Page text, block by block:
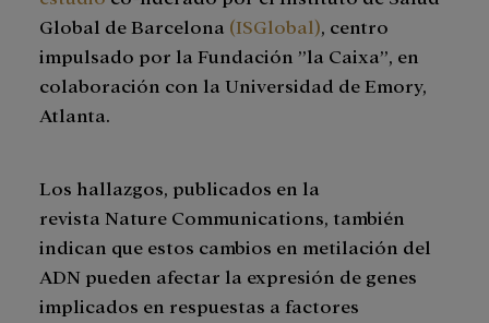
Global de Barcelona (ISGlobal), centro
impulsado por la Fundación ”la Caixa”, en
colaboración con la Universidad de Emory,
Atlanta.
Los hallazgos, publicados en la
revista Nature Communications, también
indican que estos cambios en metilación del
ADN pueden afectar la expresión de genes
implicados en respuestas a factores